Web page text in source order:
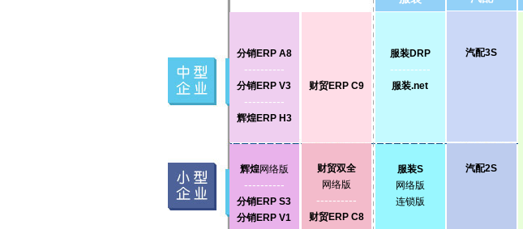
分销ERP A8
----------
分销ERP V3
----------
辉煌ERP H3
财贸ERP C9
辉煌网络版
----------
分销ERP S3
分销ERP V1
财贸双全
网络版
----------
财贸ERP C8
服装DRP
----------
服装.net
服装S
网络版
连锁版
汽配3S
汽配2S